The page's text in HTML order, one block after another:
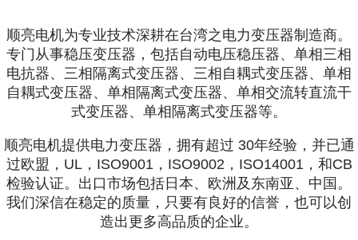
顺亮电机为专业技术深耕在台湾之电力变压器制造商。
专门从事稳压变压器，包括自动电压稳压器、单相三相
电抗器、三相隔离式变压器、三相自耦式变压器、单相
自耦式变压器、单相隔离式变压器、单相交流转直流干
式变压器、单相隔离式变压器等。
顺亮电机提供电力变压器，拥有超过 30年经验，并已通
过欧盟，UL，ISO9001，ISO9002，ISO14001，和CB
检验认证。出口市场包括日本、欧洲及东南亚、中国。
我们深信在稳定的质量，只要有良好的信誉，也可以创
造出更多高品质的企业。